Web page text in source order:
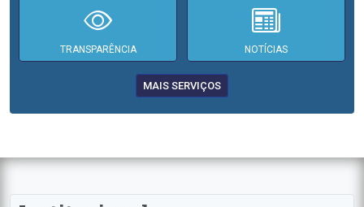
TRANSPARÊNCIA NOTÍCIAS
MAIS SERVIÇOS